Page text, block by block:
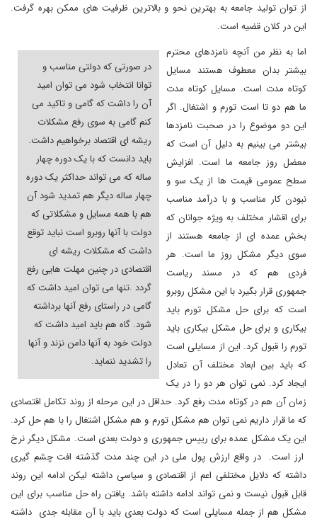
از توان تولید جامعه به بهترین نحو و بالاترین ظرفیت های ممکن بهره گرفت.
این در کلان قضیه است.
در صورتی که دولتی مناسب و
توانا انتخاب شود می توان امید
آن را داشت که گامی و تاکید می
کنم گامی به سوی رفع مشکلات
ریشه ای اقتصاد برخواهیم داشت.
باید دانست که با یک دوره چهار
ساله که می تواند حداکثر یک دوره
چهار ساله دیگر هم تمدید شود آن
هم با همه مسایل و مشکلاتی که
دولت با آنها روبرو است نباید توقع
داشت که مشکلات ریشه ای
اقتصادی در چنین مهلت هایی رفع
گردد .تنها می توان امید داشت که
گامی در راستای رفع آنها برداشته
شود. گاه هم باید امید داشت که
دولت خود به آنها دامن نزند و آنها
را تشدید ننماید.
اما به نظر من آنچه نامزدهای محترم
بیشتر بدان معطوف هستند مسایل
کوتاه مدت است. مسایل کوتاه مدت
ما هم دو تا است تورم و اشتغال. اگر
این دو موضوع را در صحبت نامزدها
بیشتر می بینیم به دلیل آن است که
معضل روز جامعه ما است. افزایش
سطح عمومی قیمت ها از یک سو و
نبودن کار مناسب و با درآمد مناسب
برای اقشار مختلف به ویژه جوانان که
بخش عمده ای از جامعه هستند از
سوی دیگر مشکل روز ما است. هر
فردی هم که در مسند ریاست
جمهوری قرار بگیرد با این مشکل روبرو
است که برای حل مشکل تورم باید
بیکاری و برای حل مشکل بیکاری باید
تورم را قبول کرد. این از مسایلی است
که باید بین ابعاد مختلف آن تعادل
ایجاد کرد. نمی توان هر دو را در یک
زمان آن هم در کوتاه مدت رفع کرد. حداقل در این مرحله از روند تکامل اقتصادی
که ما قرار داریم نمی توان هم مشکل تورم و هم مشکل اشتغال را با هم حل کرد.
این یک مشکل عمده برای رییس جمهوری و دولت بعدی است. مشکل دیگر نرخ
ارز است. در واقع ارزش پول ملی در این چند مدت گذشته افت چشم گیری
داشته که دلایل مختلفی اعم از اقتصادی و سیاسی داشته لیکن ادامه این روند
قابل قبول نیست و نمی تواند ادامه داشته باشد. یافتن راه حل مناسب برای این
مشکل هم از جمله مسایلی است که دولت بعدی باید با آن مقابله جدی داشته